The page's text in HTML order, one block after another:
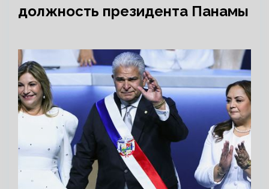
должность президента Панамы